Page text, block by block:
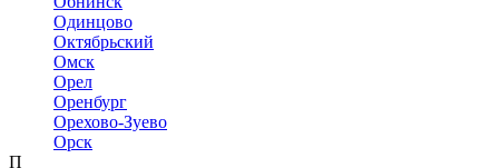
Одинцово
Октябрьский
Омск
Орел
Оренбург
Орехово-Зуево
Орск
П